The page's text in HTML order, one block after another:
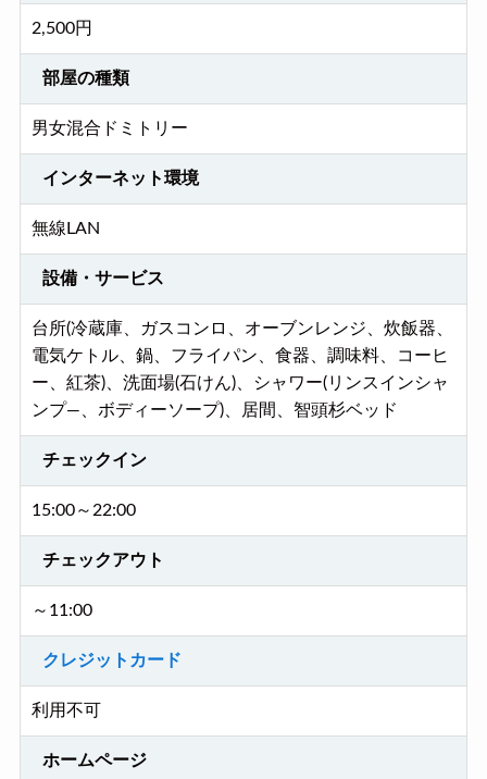
2,500円
部屋の種類
男女混合ドミトリー
インターネット環境
無線LAN
設備・サービス
台所(冷蔵庫、ガスコンロ、オーブンレンジ、炊飯器、
電気ケトル、鍋、フライパン、食器、調味料、コーヒ
ー、紅茶)、洗面場(石けん)、シャワー(リンスインシャ
ンプ―、ボディーソープ)、居間、智頭杉ベッド
チェックイン
15:00～22:00
チェックアウト
～11:00
クレジットカード
利用不可
ホームページ